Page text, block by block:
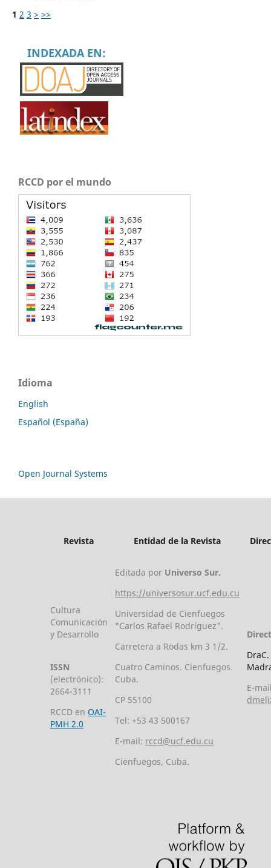
1 2 3 > >>
INDEXADA EN:
RCCD por el mundo
Idioma
English
Español (España)
Open Journal Systems
Revista Entidad de la Revista
Cultura
Comunicación
y Desarrollo
ISSN
(electrónico):
2664-3111
RCCD en OAI-
PMH 2.0
Editada por Universo Sur.
https://universosur.ucf.edu.cu
Universidad de Cienfuegos
"Carlos Rafael Rodríguez".
Carretera a Rodas km 3 1/2.
Cuatro Caminos. Cienfuegos.
Cuba.
CP 55100
Tel: +53 43 500167
E-mail: rccd@ucf.edu.cu
Cienfuegos, Cuba.
E-